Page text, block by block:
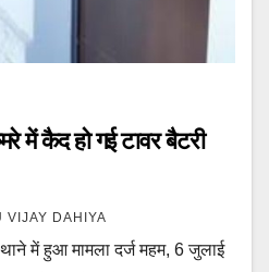
में कैद हो गई टावर बैटरी
VIJAY DAHIYA
में हुआ मामला दर्ज महम, 6 जुलाई